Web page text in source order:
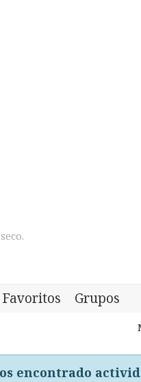
Favoritos Grupos
encontrado